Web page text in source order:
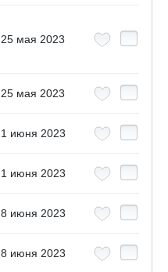
25 мая 2023
25 мая 2023
1 июня 2023
1 июня 2023
8 июня 2023
8 июня 2023